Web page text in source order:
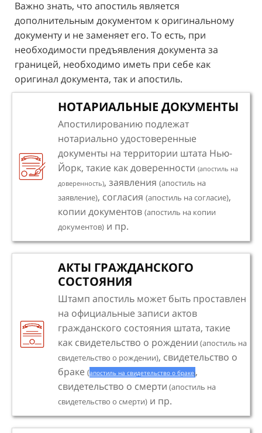
Важно знать, что апостиль является
дополнительным документом к оригинальному
документу и не заменяет его. То есть, при
необходимости предъявления документа за
границей, необходимо иметь при себе как
оригинал документа, так и апостиль.
НОТАРИАЛЬНЫЕ ДОКУМЕНТЫ
Апостилированию подлежат
нотариально удостоверенные
документы на территории штата Нью-
Йорк, такие как доверенности (апостиль на
доверенность), заявления (апостиль на
заявление), согласия (апостиль на согласие),
копии документов (апостиль на копии
документов) и пр.
АКТЫ ГРАЖДАНСКОГО
СОСТОЯНИЯ
Штамп апостиль может быть проставлен
на официальные записи актов
гражданского состояния штата, такие
как свидетельство о рождении (апостиль на
свидетельство о рождении), свидетельство о
браке (апостиль на свидетельство о браке),
свидетельство о смерти (апостиль на
свидетельство о смерти) и пр.